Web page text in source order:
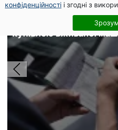
конфіденційності і згодні з
5 авто в розшуку
днів: як перевірити
купівлею вживаної